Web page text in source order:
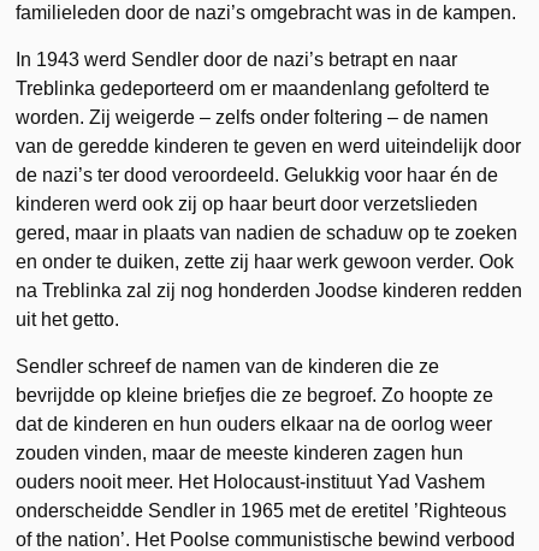
familieleden door de nazi’s omgebracht was in de kampen.
In 1943 werd Sendler door de nazi’s betrapt en naar
Treblinka gedeporteerd om er maandenlang gefolterd te
worden. Zij weigerde – zelfs onder foltering – de namen
van de geredde kinderen te geven en werd uiteindelijk door
de nazi’s ter dood veroordeeld. Gelukkig voor haar én de
kinderen werd ook zij op haar beurt door verzetslieden
gered, maar in plaats van nadien de schaduw op te zoeken
en onder te duiken, zette zij haar werk gewoon verder. Ook
na Treblinka zal zij nog honderden Joodse kinderen redden
uit het getto.
Sendler schreef de namen van de kinderen die ze
bevrijdde op kleine briefjes die ze begroef. Zo hoopte ze
dat de kinderen en hun ouders elkaar na de oorlog weer
zouden vinden, maar de meeste kinderen zagen hun
ouders nooit meer. Het Holocaust-instituut Yad Vashem
onderscheidde Sendler in 1965 met de eretitel ’Righteous
of the nation’. Het Poolse communistische bewind verbood